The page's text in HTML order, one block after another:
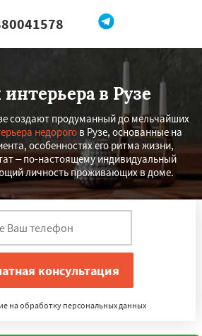
мне
в Рузе
создают продуманный до мельчайших
недорогов Рузе, основанные на
особенностях его ритма жизни,
– по-настоящему индивидуальный
личность проживающих в доме.
на обработку персональных данных